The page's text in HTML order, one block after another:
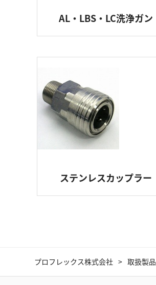
AL・LBS・LC洗浄ガン
ステンレスカップラー
プロフレックス株式会社 取扱製品